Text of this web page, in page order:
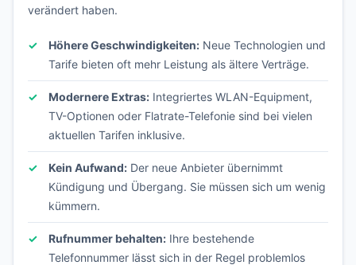
verändert haben.
Höhere Geschwindigkeiten: Neue Technologien und
Tarife bieten oft mehr Leistung als ältere Verträge.
Modernere Extras: Integriertes WLAN-Equipment,
TV-Optionen oder Flatrate-Telefonie sind bei vielen
aktuellen Tarifen inklusive.
Kein Aufwand: Der neue Anbieter übernimmt
Kündigung und Übergang. Sie müssen sich um wenig
kümmern.
Rufnummer behalten: Ihre bestehende
Telefonnummer lässt sich in der Regel problemlos